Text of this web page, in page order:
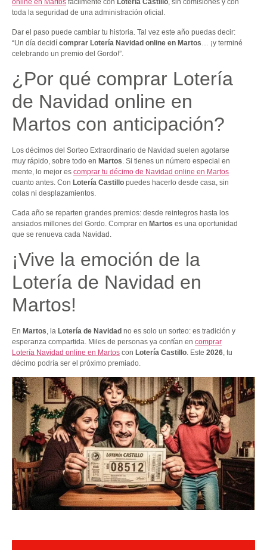
online en Martos fácilmente con Lotería Castillo, sin comisiones y con
toda la seguridad de una administración oficial.
Dar el paso puede cambiar tu historia. Tal vez este año puedas decir:
“Un día decidí comprar Lotería Navidad online en Martos… ¡y terminé
celebrando un premio del Gordo!”.
¿Por qué comprar Lotería
de Navidad online en
Martos con anticipación?
Los décimos del Sorteo Extraordinario de Navidad suelen agotarse
muy rápido, sobre todo en Martos. Si tienes un número especial en
mente, lo mejor es comprar tu décimo de Navidad online en Martos
cuanto antes. Con Lotería Castillo puedes hacerlo desde casa, sin
colas ni desplazamientos.
Cada año se reparten grandes premios: desde reintegros hasta los
ansiados millones del Gordo. Comprar en Martos es una oportunidad
que se renueva cada Navidad.
¡Vive la emoción de la
Lotería de Navidad en
Martos!
En Martos, la Lotería de Navidad no es solo un sorteo: es tradición y
esperanza compartida. Miles de personas ya confían en comprar
Lotería Navidad online en Martos con Lotería Castillo. Este 2026, tu
décimo podría ser el próximo premiado.